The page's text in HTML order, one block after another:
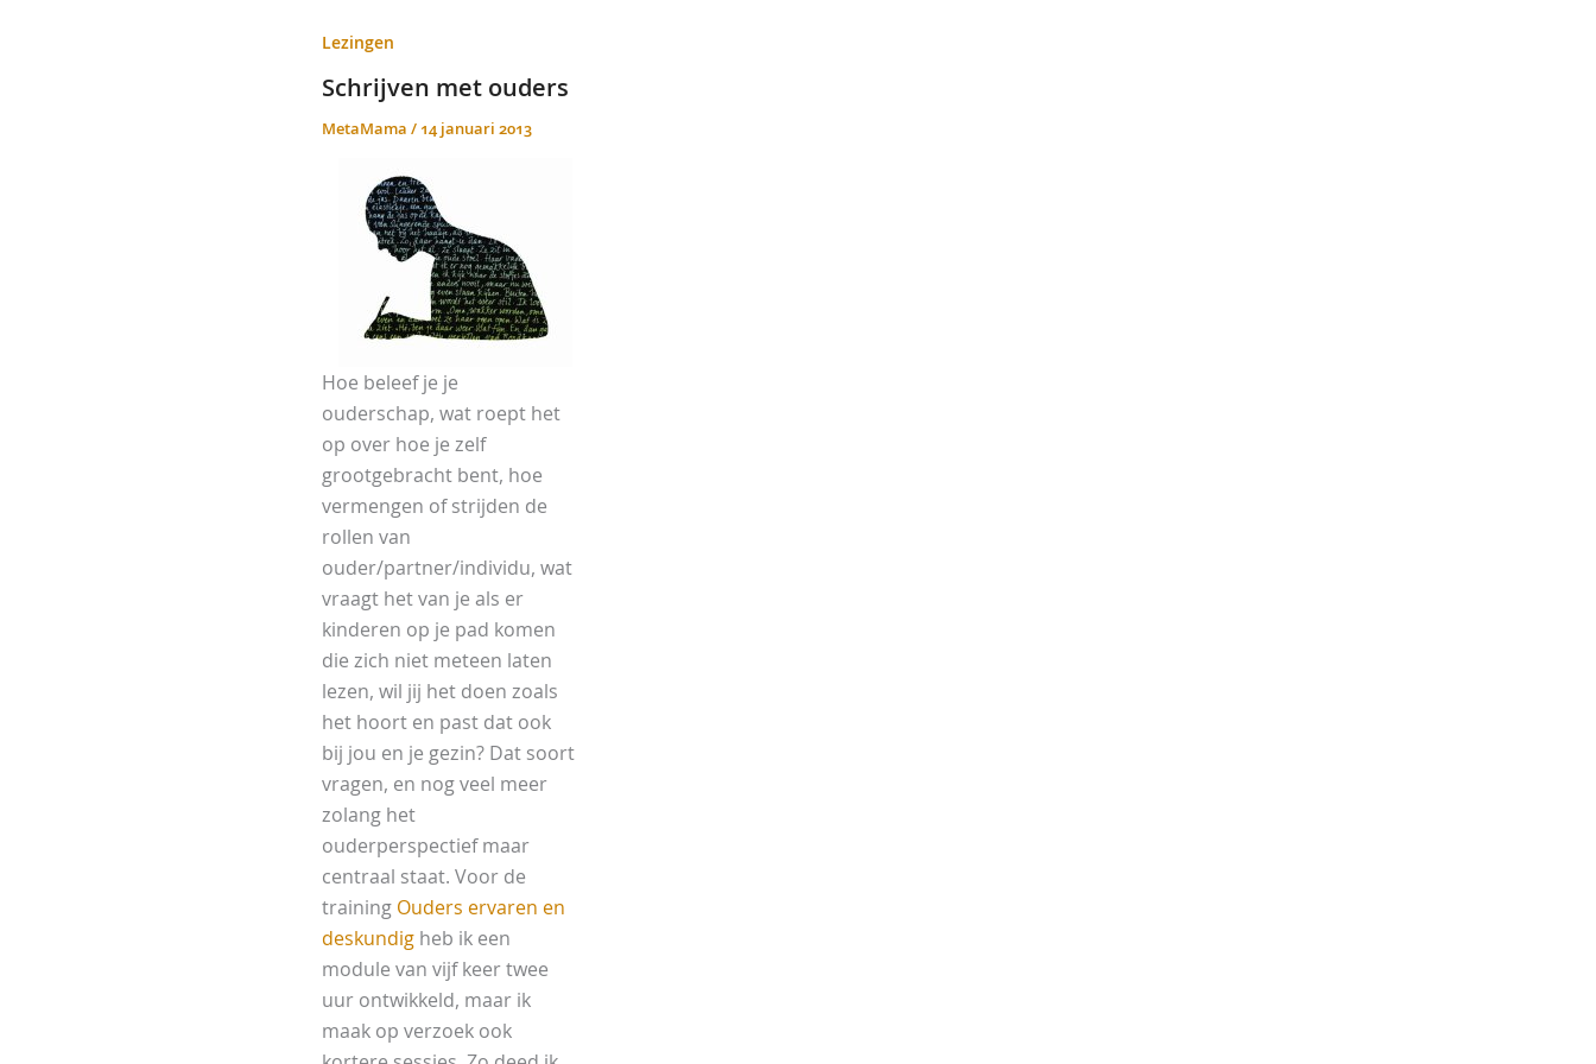
Lezingen
Schrijven met ouders
MetaMama / 14 januari 2013
Hoe beleef je je
ouderschap, wat roept het
op over hoe je zelf
grootgebracht bent, hoe
vermengen of strijden de
rollen van
ouder/partner/individu, wat
vraagt het van je als er
kinderen op je pad komen
die zich niet meteen laten
lezen, wil jij het doen zoals
het hoort en past dat ook
bij jou en je gezin? Dat soort
vragen, en nog veel meer
zolang het
ouderperspectief maar
centraal staat. Voor de
training Ouders ervaren en
deskundig heb ik een
module van vijf keer twee
uur ontwikkeld, maar ik
maak op verzoek ook